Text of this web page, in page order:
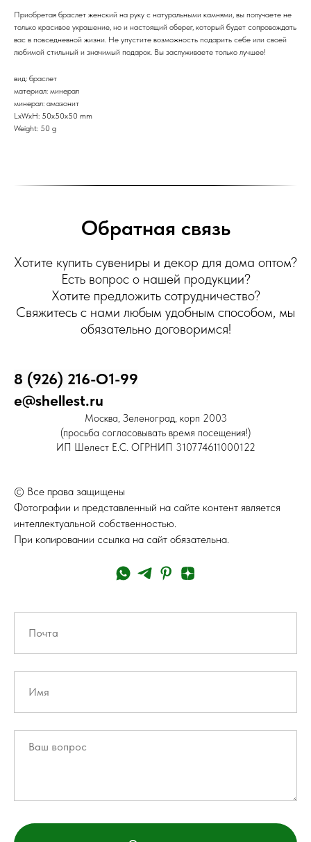
Приобретая браслет женский на руку с натуральными камнями, вы получаете не
только красивое украшение, но и настоящий оберег, который будет сопровождать
вас в повседневной жизни. Не упустите возможность подарить себе или своей
любимой стильный и значимый подарок. Вы заслуживаете только лучшее!
вид: браслет
материал: минерал
минерал: амазонит
LxWxH: 50x50x50 mm
Weight: 50 g
Обратная связь
Хотите купить сувениры и декор для дома оптом?
Есть вопрос о нашей продукции?
Хотите предложить сотрудничество?
Свяжитесь с нами любым удобным способом, мы
обязательно договоримся!
8 (926) 216-О1-99
e@shellest.ru
Москва, Зеленоград, корп 2003
(просьба согласовывать время посещения!)
ИП Шелест Е.С. ОГРНИП 310774611000122
© Все права защищены
Фотографии и представленный на сайте контент является
интеллектуальной собственностью.
При копировании ссылка на сайт обязательна.